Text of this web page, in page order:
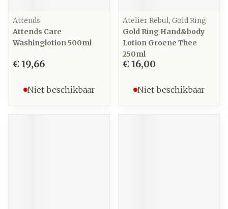
Attends
Attends Care
Washinglotion 500ml
€ 19,66
Niet beschikbaar
Atelier Rebul, Gold Ring
Gold Ring Hand&body
Lotion Groene Thee
250ml
€ 16,00
Niet beschikbaar